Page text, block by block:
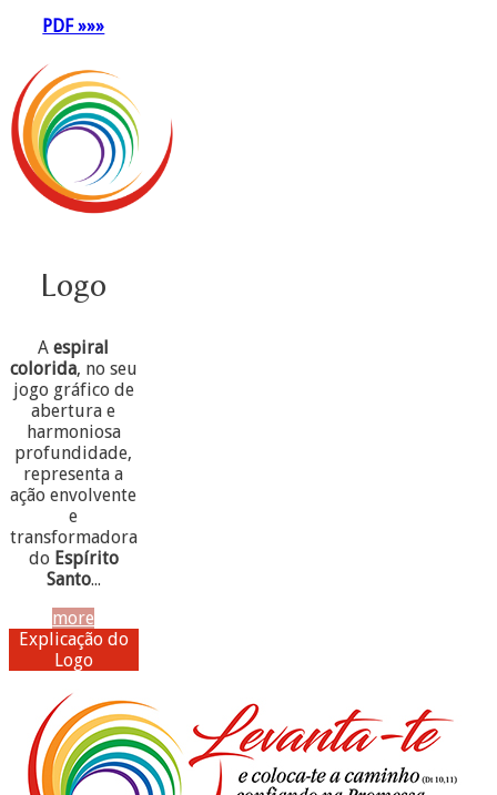
PDF »»»
Logo
Aespiral
colorida, no seu
jogo gráfico de
abertura e
harmoniosa
profundidade,
representa a
ação envolvente
e
transformadora
do Espírito
Santo...
more
Explicação do
Logo